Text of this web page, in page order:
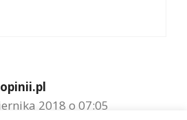
2018 o 07:05